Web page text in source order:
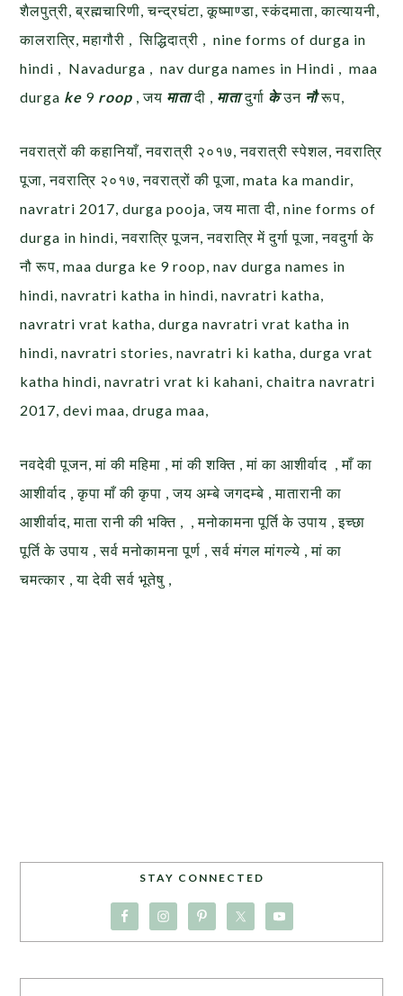
शैलपुत्री, ब्रह्मचारिणी, चन्द्रघंटा, कूष्माण्डा, स्कंदमाता, कात्यायनी,
कालरात्रि, महागौरी , सिद्धिदात्री , nine forms of durga in
hindi , Navadurga , nav durga names in Hindi , maa
durga ke 9 roop , जय मातादी , मातादुर्गा केउन नौरूप,
नवरात्रों की कहानियाँ, नवरात्री २०१७, नवरात्री स्पेशल, नवरात्रि
पूजा, नवरात्रि २०१७, नवरात्रों की पूजा, mata ka mandir,
navratri 2017, durga pooja, जय माता दी, nine forms of
durga in hindi, नवरात्रि पूजन, नवरात्रि में दुर्गा पूजा, नवदुर्गा के
नौ रूप, maa durga ke 9 roop, nav durga names in
hindi, navratri katha in hindi, navratri katha,
navratri vrat katha, durga navratri vrat katha in
hindi, navratri stories, navratri ki katha, durga vrat
katha hindi, navratri vrat ki kahani, chaitra navratri
2017, devi maa, druga maa,
नवदेवी पूजन, मां की महिमा , मां की शक्ति , मां का आशीर्वाद , माँ का
आशीर्वाद , कृपा माँ की कृपा , जय अम्बे जगदम्बे , मातारानी का
आशीर्वाद, माता रानी की भक्ति , , मनोकामना पूर्ति के उपाय , इच्छा
पूर्ति के उपाय , सर्व मनोकामना पूर्ण , सर्व मंगल मांगल्ये , मां का
चमत्कार , या देवी सर्व भूतेषु ,
STAY CONNECTED